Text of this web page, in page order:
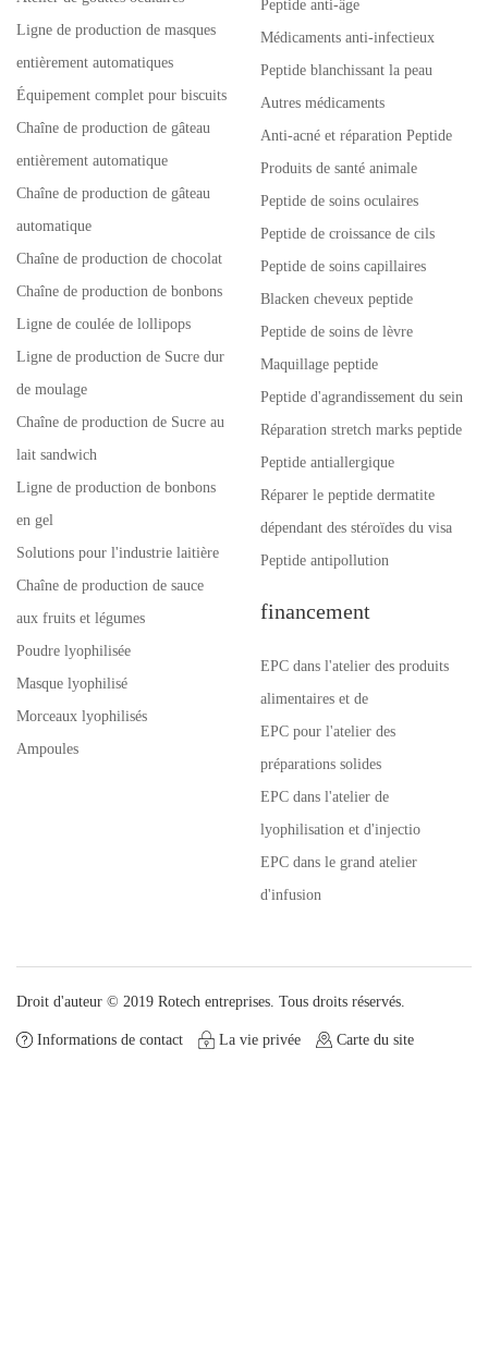
Ligne de production de masques
entièrement automatiques
Équipement complet pour biscuits
Chaîne de production de gâteau
entièrement automatique
Chaîne de production de gâteau
automatique
Chaîne de production de chocolat
Chaîne de production de bonbons
Ligne de coulée de lollipops
Ligne de production de Sucre dur
de moulage
Chaîne de production de Sucre au
lait sandwich
Ligne de production de bonbons
en gel
Solutions pour l'industrie laitière
Chaîne de production de sauce
aux fruits et légumes
Poudre lyophilisée
Masque lyophilisé
Morceaux lyophilisés
Ampoules
Peptide anti-âge
Médicaments anti-infectieux
Peptide blanchissant la peau
Autres médicaments
Anti-acné et réparation Peptide
Produits de santé animale
Peptide de soins oculaires
Peptide de croissance de cils
Peptide de soins capillaires
Blacken cheveux peptide
Peptide de soins de lèvre
Maquillage peptide
Peptide d'agrandissement du sein
Réparation stretch marks peptide
Peptide antiallergique
Réparer le peptide dermatite
dépendant des stéroïdes du visa
Peptide antipollution
financement
EPC dans l'atelier des produits
alimentaires et de
EPC pour l'atelier des
préparations solides
EPC dans l'atelier de
lyophilisation et d'injectio
EPC dans le grand atelier
d'infusion
Droit d'auteur © 2019 Rotech entreprises. Tous droits réservés.
Informations de contact La vie privée Carte du site